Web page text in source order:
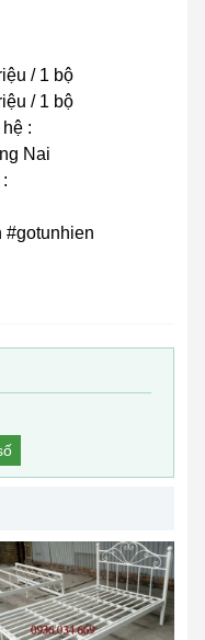
/ 1 bộ
/ 1 bộ
:
Nai
#gotunhien